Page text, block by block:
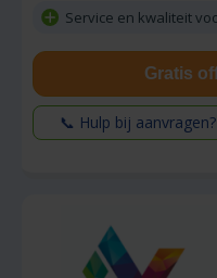
Service en kwaliteit
Gratis
📞 Hulp bij aanvragen?